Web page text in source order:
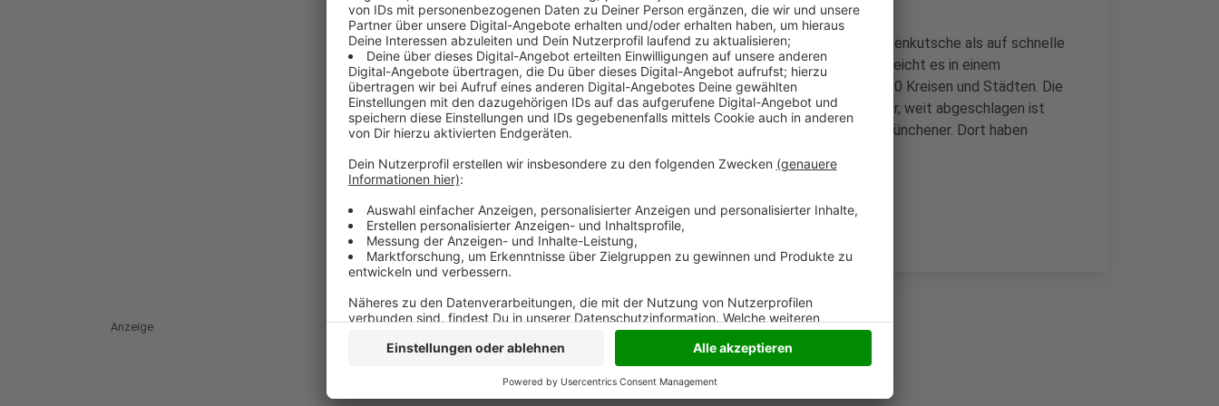
Im Kreis Wesel setzen Autofahrer anscheinend eher auf die Familienkutsche als auf schnelle
Luxuskarren. Im Schnitt haben die Autos hier rund 120 PS. Damit reicht es in einem
bundesweiten Ranking von Check24 nur für Platz 290 von über 400 Kreisen und Städten. Die
Duisburger liegen mit der PS-Stärke ihrer Autos nur knapp dahinter, weit abgeschlagen ist
unser Nachbarkreis Kleve. Spitzenreiter in Deutschland sind die Münchener. Dort haben
Anzeige